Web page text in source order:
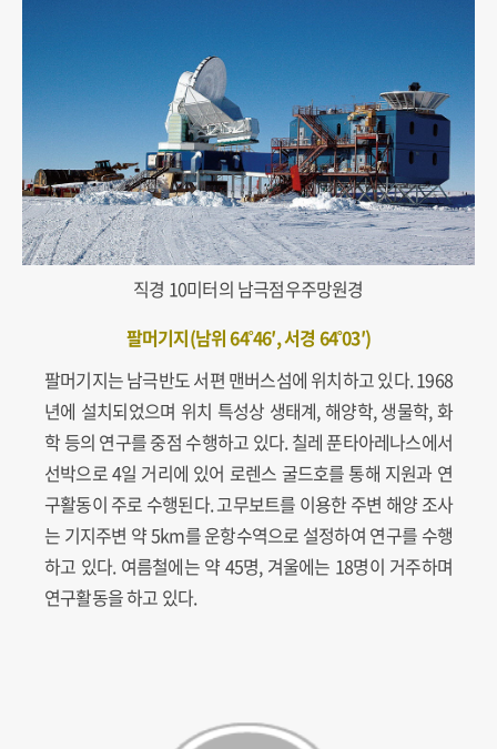
직경 10미터의 남극점우주망원경
팔머기지(남위 64˚46′, 서경 64˚03′)
팔머기지는 남극반도 서편 맨버스섬에 위치하고 있다. 1968
년에 설치되었으며 위치 특성상 생태계, 해양학, 생물학, 화
학 등의 연구를 중점 수행하고 있다. 칠레 푼타아레나스에서
선박으로 4일 거리에 있어 로렌스 굴드호를 통해 지원과 연
구활동이 주로 수행된다. 고무보트를 이용한 주변 해양 조사
는 기지주변 약 5km를 운항수역으로 설정하여 연구를 수행
하고 있다. 여름철에는 약 45명, 겨울에는 18명이 거주하며
연구활동을 하고 있다.